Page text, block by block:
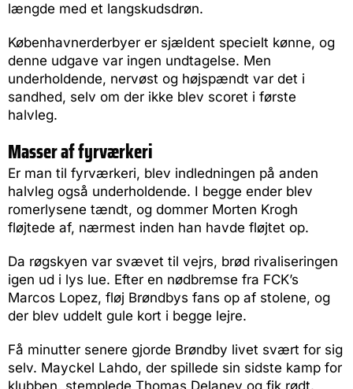
længde med et langskudsdrøn.
Københavnerderbyer er sjældent specielt kønne, og
denne udgave var ingen undtagelse. Men
underholdende, nervøst og højspændt var det i
sandhed, selv om der ikke blev scoret i første
halvleg.
Masser af fyrværkeri
Er man til fyrværkeri, blev indledningen på anden
halvleg også underholdende. I begge ender blev
romerlysene tændt, og dommer Morten Krogh
fløjtede af, nærmest inden han havde fløjtet op.
Da røgskyen var svævet til vejrs, brød rivaliseringen
igen ud i lys lue. Efter en nødbremse fra FCK’s
Marcos Lopez, fløj Brøndbys fans op af stolene, og
der blev uddelt gule kort i begge lejre.
Få minutter senere gjorde Brøndby livet svært for sig
selv. Mayckel Lahdo, der spillede sin sidste kamp for
klubben, stemplede Thomas Delaney og fik rødt.